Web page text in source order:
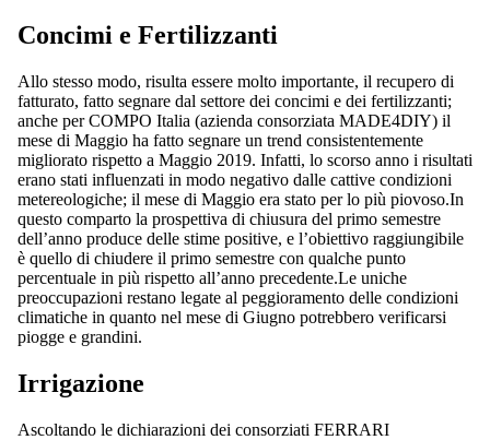
Concimi e Fertilizzanti
Allo stesso modo, risulta essere molto importante, il recupero di
fatturato, fatto segnare dal settore dei concimi e dei fertilizzanti;
anche per COMPO Italia (azienda consorziata MADE4DIY) il
mese di Maggio ha fatto segnare un trend consistentemente
migliorato rispetto a Maggio 2019. Infatti, lo scorso anno i risultati
erano stati influenzati in modo negativo dalle cattive condizioni
metereologiche; il mese di Maggio era stato per lo più piovoso.In
questo comparto la prospettiva di chiusura del primo semestre
dell’anno produce delle stime positive, e l’obiettivo raggiungibile
è quello di chiudere il primo semestre con qualche punto
percentuale in più rispetto all’anno precedente.Le uniche
preoccupazioni restano legate al peggioramento delle condizioni
climatiche in quanto nel mese di Giugno potrebbero verificarsi
piogge e grandini.
Irrigazione
Ascoltando le dichiarazioni dei consorziati FERRARI